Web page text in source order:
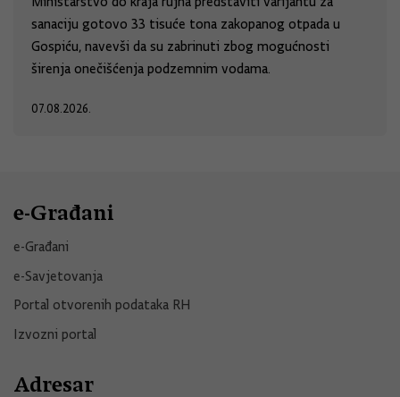
sanaciju gotovo 33 tisuće tona zakopanog otpada u
Gospiću, navevši da su zabrinuti zbog mogućnosti
širenja onečišćenja podzemnim vodama.
07.08.2026.
e-Građani
e-Građani
e-Savjetovanja
Portal otvorenih podataka RH
Izvozni portal
Adresar